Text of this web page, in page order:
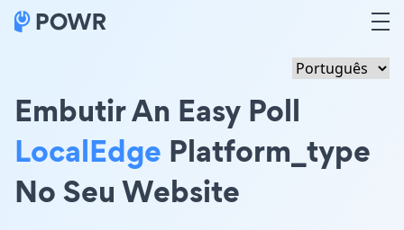
Embutir An Easy Poll
LocalEdge Platform_type
No Seu Website